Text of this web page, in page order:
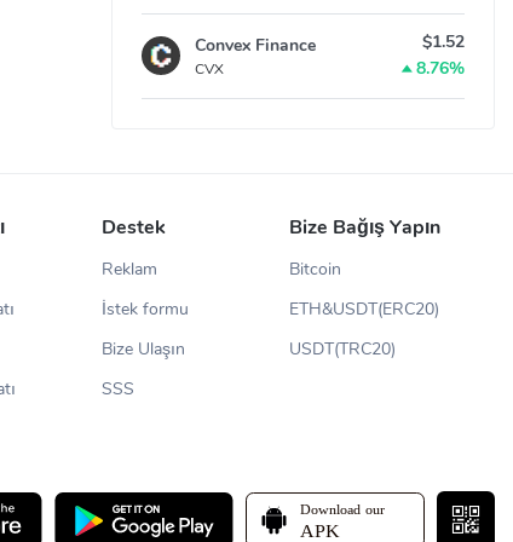
Convex Finance
CVX
$1.52
8.76%
Destek
Reklam
İstek formu
Bize Ulaşın
SSS
Bize Bağış Yapın
Bitcoin
ETH&USDT(ERC20)
USDT(TRC20)